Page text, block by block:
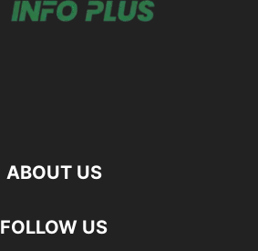
ABOUT US
FOLLOW US